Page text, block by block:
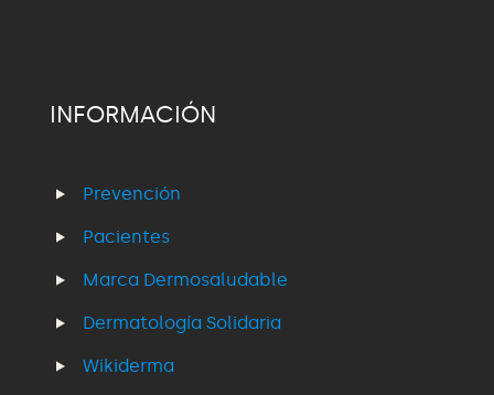
INFORMACIÓN
Prevención
Pacientes
Marca Dermosaludable
Dermatología Solidaria
Wikiderma